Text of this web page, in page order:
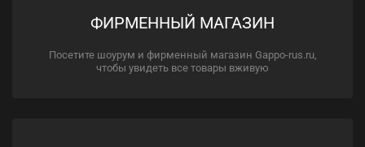
ФИРМЕННЫЙ МАГАЗИН
Посетите шоурум и фирменный магазин Gappo-rus.ru,
чтобы увидеть все товары вживую